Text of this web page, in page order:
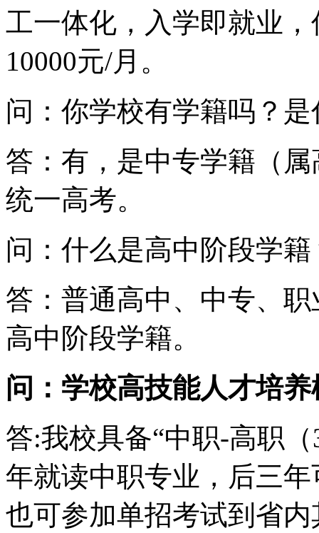
工一体化，入学即就业
10000元/月。
问：你学校有学籍吗？
答：有，是中专学籍（
统一高考。
问：什么是高中阶段学籍
答：普通高中、中专、
高中阶段学籍。
问：学校高技能人才培
答:我校具备“中职-高职
年就读中职专业，后三
也可参加单招考试到省